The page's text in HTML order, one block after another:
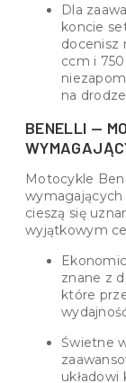
Dla
koncie
docenisz
ccm i
na
BENELLI —
Motocykle
wymagających
cieszą się
wyjątkowym
znane z
które
Świetne